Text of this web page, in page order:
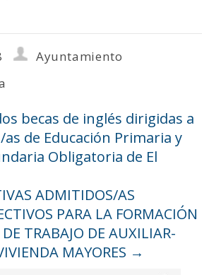
Ayuntamiento
becas de inglés dirigidas a
de Educación Primaria y
Obligatoria de El
ADMITIDOS/AS
PARA LA FORMACIÓN
TRABAJO DE AUXILIAR-
MAYORES →